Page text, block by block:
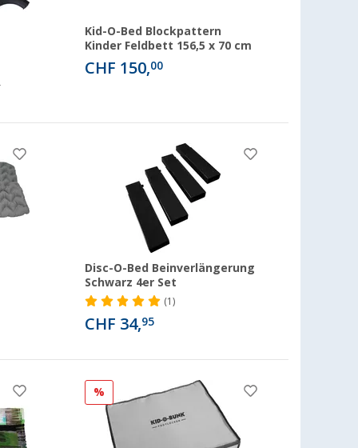
Kid-O-Bed Blockpattern
Kinder Feldbett 156,5 x 70 cm
CHF 150,00
Disc-O-Bed Beinverlängerung
Schwarz 4er Set
(1)
CHF 34,95
%